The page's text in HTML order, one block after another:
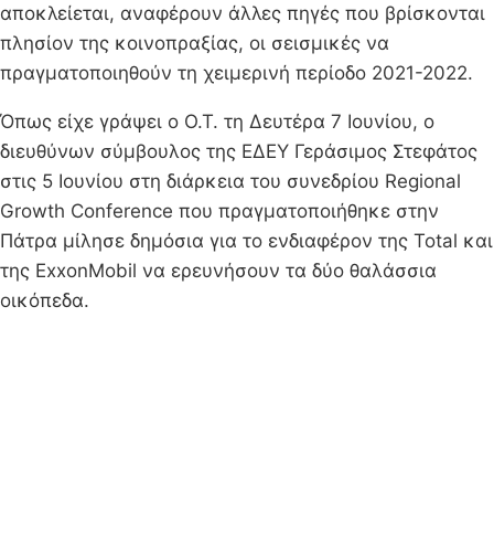
αποκλείεται, αναφέρουν άλλες πηγές που βρίσκονται
πλησίον της κοινοπραξίας, οι σεισμικές να
πραγματοποιηθούν τη χειμερινή περίοδο 2021-2022.
Όπως είχε γράψει ο Ο.Τ. τη Δευτέρα 7 Ιουνίου, ο
διευθύνων σύμβουλος της ΕΔΕΥ Γεράσιμος Στεφάτος
στις 5 Ιουνίου στη διάρκεια του συνεδρίου Regional
Growth Conference που πραγματοποιήθηκε στην
Πάτρα μίλησε δημόσια για το ενδιαφέρον της Total και
της ExxonMobil να ερευνήσουν τα δύο θαλάσσια
οικόπεδα.